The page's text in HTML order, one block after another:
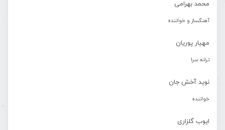
محمد بهرامی
آهنگساز و خواننده
مهیار پوریان
ترانه سرا
نوید آخش جان
خواننده
ایوب گلزاری